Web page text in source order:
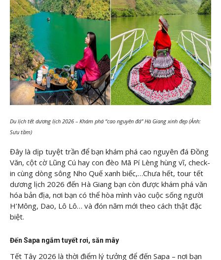
Du lịch tết dương lịch 2026 – Khám phá “cao nguyên đá” Hà Giang xinh đẹp (Ảnh:
Sưu tầm)
Đây là dịp tuyệt trần để bạn khám phá cao nguyên đá Đồng
Văn, cột cờ Lũng Cú hay con đèo Mã Pí Lèng hùng vĩ, check-
in cùng dòng sông Nho Quế xanh biếc,…Chưa hết, tour tết
dương lịch 2026 đến Hà Giang bạn còn được khám phá văn
hóa bản địa, nơi bạn có thể hòa mình vào cuộc sống người
H’Mông, Dao, Lô Lô… và đón năm mới theo cách thật đặc
biệt.
Đến Sapa ngắm tuyết rơi, săn mây
Tết Tây 2026 là thời điểm lý tưởng để đến Sapa – nơi bạn